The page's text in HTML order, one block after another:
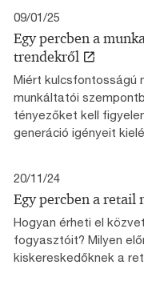
09/01/25
Egy percben a
trendekről
Miért kulcsfontosságú
munkáltatói
tényezőket kell
generáció igényeit
20/11/24
Egy percben a retail
Hogyan érheti el
fogyasztóit? Milyen
kiskereskedőknek a